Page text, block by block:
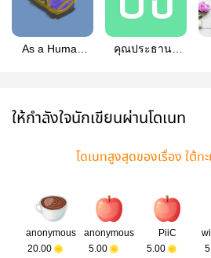
As a Human
คุณประธานฯ
ให้กำลังใจนักเขียนผ่านโดเนท
โดเนทสูงสุดของเรื่อง ใต้ท
anonymous
20.00
anonymous
5.00
PiiC
5.00